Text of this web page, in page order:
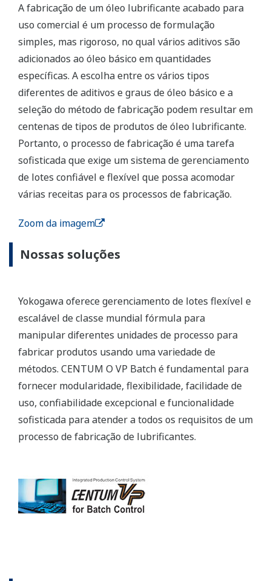
A fabricação de um óleo lubrificante acabado para
uso comercial é um processo de formulação
simples, mas rigoroso, no qual vários aditivos são
adicionados ao óleo básico em quantidades
específicas. A escolha entre os vários tipos
diferentes de aditivos e graus de óleo básico e a
seleção do método de fabricação podem resultar em
centenas de tipos de produtos de óleo lubrificante.
Portanto, o processo de fabricação é uma tarefa
sofisticada que exige um sistema de gerenciamento
de lotes confiável e flexível que possa acomodar
várias receitas para os processos de fabricação.
Zoom da imagem
Nossas soluções
Yokogawa oferece gerenciamento de lotes flexível e
escalável de classe mundial fórmula para
manipular diferentes unidades de processo para
fabricar produtos usando uma variedade de
métodos. CENTUM O VP Batch é fundamental para
fornecer modularidade, flexibilidade, facilidade de
uso, confiabilidade excepcional e funcionalidade
sofisticada para atender a todos os requisitos de um
processo de fabricação de lubrificantes.